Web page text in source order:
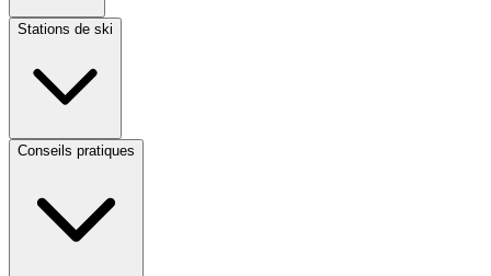
Stations de ski
Conseils pratiques